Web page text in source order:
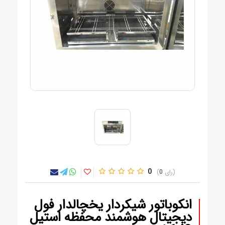
0 0
انکوباتور شیکردار یخچالدار فول
دیجیتال هوشمند محفظه استیل